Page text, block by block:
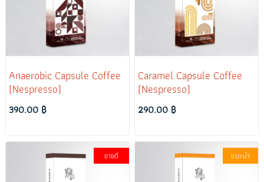
Anaerobic Capsule Coffee
(Nespresso)
390.00 ฿
Caramel Capsule Coffee
(Nespresso)
290.00 ฿
ขายดี แนะนำ